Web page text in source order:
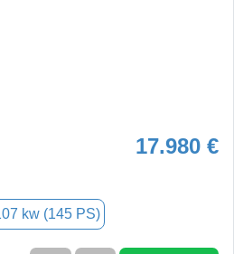
17.980 €
kw (145 PS)